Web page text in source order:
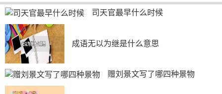
从文献记载可知，先秦时期我国北方一些地方已有比
较严格的禁火制度，从官方到民间都有改火的习俗。成书
于两汉之间的《周礼》即明确记载当时有“司炬”之官，每
当仲春季节，气候干燥，不仅人类保存的火种容易引起火
灾，而且春雷发生也易引起山火。古人在这个季节往往要
进行隆重的祭祀活动，把上一年传下来的火种全部熄灭，
即是“禁火”。然后重新钻燧取出新火，作为新一年生产与
司天官最早什么时候
成语无以为继是什么意思
赠刘景文写了哪四种景物